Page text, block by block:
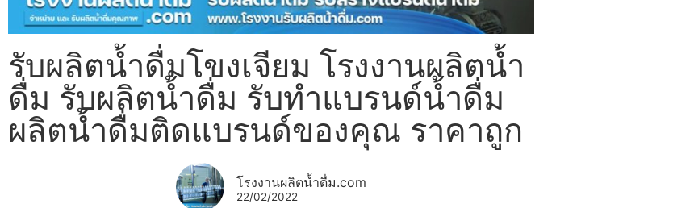
รับผลิตน้ำดื่มโขงเจียม โรงงานผลิตน้ำ
ดื่ม รับผลิตน้ำดื่ม รับทำแบรนด์น้ำดื่ม
ผลิตน้ำดื่มติดแบรนด์ของคุณ ราคาถูก
โรงงานผลิตน้ำดื่ม.com
22/02/2022